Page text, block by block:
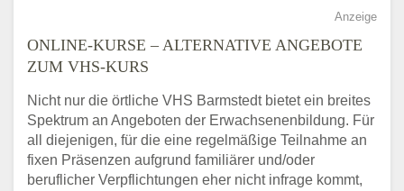
Anzeige
ONLINE-KURSE – ALTERNATIVE ANGEBOTE
ZUM VHS-KURS
Nicht nur die örtliche VHS Barmstedt bietet ein breites
Spektrum an Angeboten der Erwachsenenbildung. Für
all diejenigen, für die eine regelmäßige Teilnahme an
fixen Präsenzen aufgrund familiärer und/oder
beruflicher Verpflichtungen eher nicht infrage kommt,